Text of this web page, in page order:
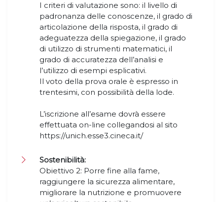
I criteri di valutazione sono: il livello di
padronanza delle conoscenze, il grado di
articolazione della risposta, il grado di
adeguatezza della spiegazione, il grado
di utilizzo di strumenti matematici, il
grado di accuratezza dell’analisi e
l’utilizzo di esempi esplicativi.
Il voto della prova orale è espresso in
trentesimi, con possibilità della lode.
L’iscrizione all’esame dovrà essere
effettuata on-line collegandosi al sito
https://unich.esse3.cineca.it/
Sostenibilità:
Obiettivo 2: Porre fine alla fame,
raggiungere la sicurezza alimentare,
migliorare la nutrizione e promuovere